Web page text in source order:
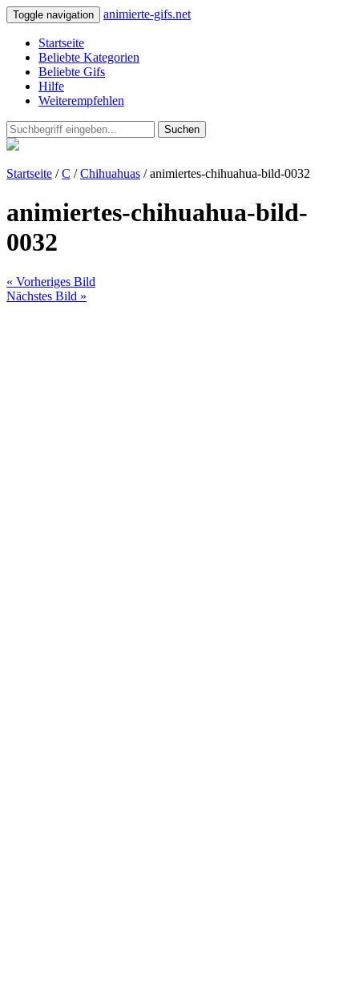
Toggle navigation animierte-gifs.net
Startseite
Beliebte Kategorien
Beliebte Gifs
Hilfe
Weiterempfehlen
Suchen
Startseite /C /Chihuahuas / animiertes-chihuahua-bild-0032
animiertes-chihuahua-bild-
0032
« Vorheriges Bild
Nächstes Bild »